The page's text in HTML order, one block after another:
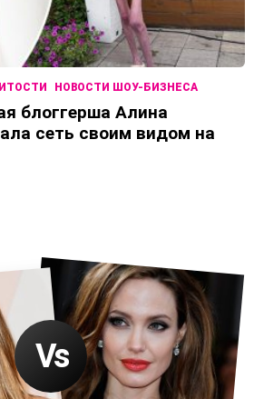
НОВОСТИ ШОУ-БИЗНЕСА
блоггерша Алина
сеть своим видом на